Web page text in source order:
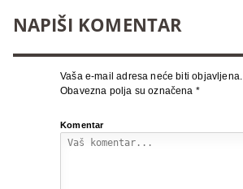
NAPIŠI KOMENTAR
Vaša e-mail adresa neće biti objavljena.
Obavezna polja su označena *
Komentar